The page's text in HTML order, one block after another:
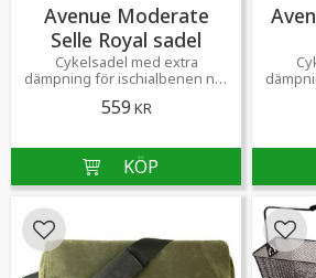
Avenue Moderate
Selle Royal sadel
Cykelsadel med extra
dämpning för ischialbenen när
559 KR
Lägg till i favoriter